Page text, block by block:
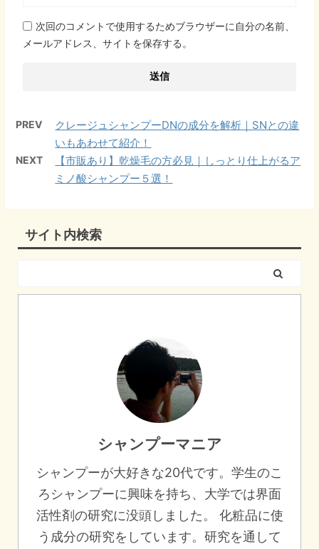
次回のコメントで使用するためブラウザーに自分の名前、
メールアドレス、サイトを保存する。
PREV
クレージュシャンプーDNの成分を解析｜SNとの違
いもあわせて紹介！
NEXT
【市販あり】乾燥毛の方必見｜しっとり仕上がるア
ミノ酸シャンプー５選！
サイト内検索
シャンプーマニア
シャンプーが大好きな20代です。学生のこ
ろシャンプーに興味を持ち、大学では界面
活性剤の研究に没頭しました。 化粧品に使
う成分の研究をしています。研究を通して